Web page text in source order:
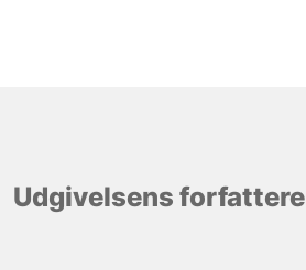
Udgivelsens forfattere